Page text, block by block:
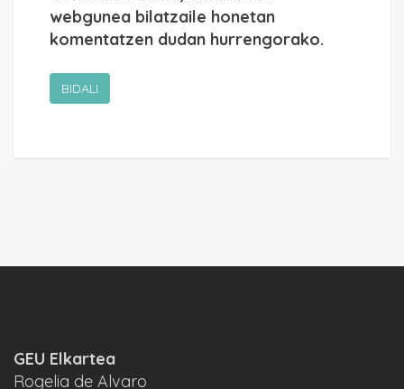
webgunea bilatzaile honetan
komentatzen dudan hurrengorako.
GEU Elkartea
Rogelia de Alvaro